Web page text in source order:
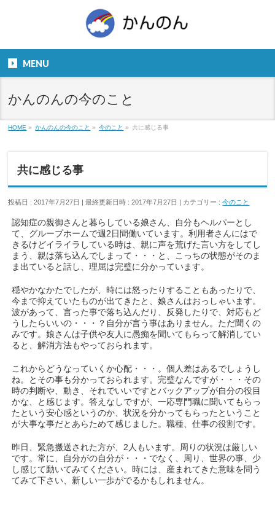
９：００～１８：００
MENU
かんのんの今のこと
HOME » かんのんの今のこと » 今のこと » 共に感じる事
共に感じる事
投稿日 : 2017年7月27日 最終更新日時 : 2017年7月27日 カテゴリー :今のこと
認知症の親御さんと暮らしている娘さん、自分もヘルパーとし
て、グループホームで週2日間働いています。利用者さんにはで
きるけどイライラしている時は、親に声を荒げた言い方をしてし
まう、親は落ち込んでしまって・・・と、こっちの状態がそのま
ま出ていると話し、理屈は完璧に分かっています。
穏やかなかたでしたが、時には怒ったりすることもあったりで、
今まで抑えていたものが出てきたと、娘さんはおっしゃいます。
波があって、言った事で落ち込んだり、反発したりで、対応もど
うしたらいいの・・・？自分が言う事はありません。ただ聞くの
みです。娘さんは子供や友人に愚痴を聞いてもらって解消してい
ると、解消方法もやっておられます。
これからどうなっていくか心配・・・。個人差はあるでしょうし
ね。とその事も分かっておられます。完璧なんですが・・・その
時の判断や、動き、それでいいですとバックアップが自分の役目
かな、と感じます。答えなしですが、一応専門職に聞いてもらっ
たという安心感というのか、状況を分かってもらったということ
が大事な事だとあらためて感じました。職種、仕事の役割です。
昨日、緊急搬送された方が、2人もいます。周りの状況は厳しい
です。常に、自分がの自分が・・・でなく、周り、世界の事、少
し感じて動いてみてください。時には、産まれてきた意味を問う
てみて下さい、新しい一歩がでるかもしれません。